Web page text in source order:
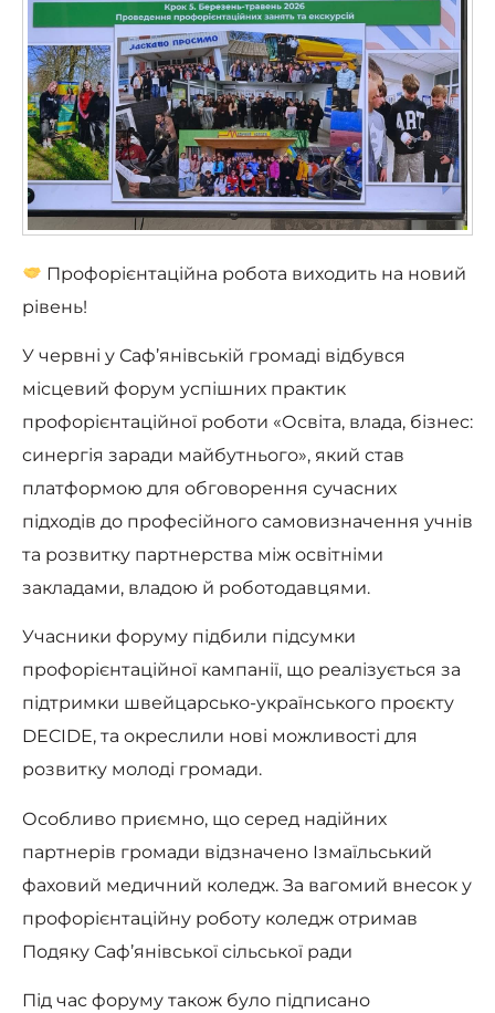
Профорієнтаційна робота виходить на новий
рівень!
У червні у Саф’янівській громаді відбувся
місцевий форум успішних практик
профорієнтаційної роботи «Освіта, влада, бізнес:
синергія заради майбутнього», який став
платформою для обговорення сучасних
підходів до професійного самовизначення учнів
та розвитку партнерства між освітніми
закладами, владою й роботодавцями.
Учасники форуму підбили підсумки
профорієнтаційної кампанії, що реалізується за
підтримки швейцарсько-українського проєкту
DECIDE, та окреслили нові можливості для
розвитку молоді громади.
Особливо приємно, що серед надійних
партнерів громади відзначено Ізмаїльський
фаховий медичний коледж. За вагомий внесок у
профорієнтаційну роботу коледж отримав
Подяку Саф’янівської сільської ради
Під час форуму також було підписано